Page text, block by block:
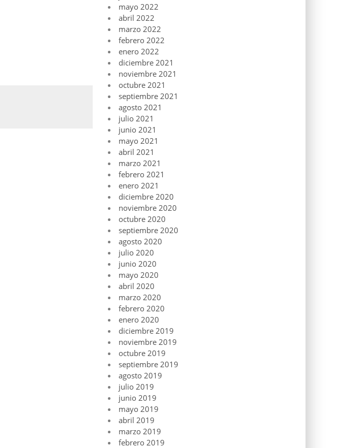
mayo 2022
abril 2022
marzo 2022
febrero 2022
enero 2022
diciembre 2021
noviembre 2021
octubre 2021
septiembre 2021
agosto 2021
julio 2021
junio 2021
mayo 2021
abril 2021
marzo 2021
febrero 2021
enero 2021
diciembre 2020
noviembre 2020
octubre 2020
septiembre 2020
agosto 2020
julio 2020
junio 2020
mayo 2020
abril 2020
marzo 2020
febrero 2020
enero 2020
diciembre 2019
noviembre 2019
octubre 2019
septiembre 2019
agosto 2019
julio 2019
junio 2019
mayo 2019
abril 2019
marzo 2019
febrero 2019